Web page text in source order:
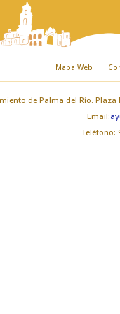
Mapa Web
de Palma del Río. Plaza
Email:
Teléfono: